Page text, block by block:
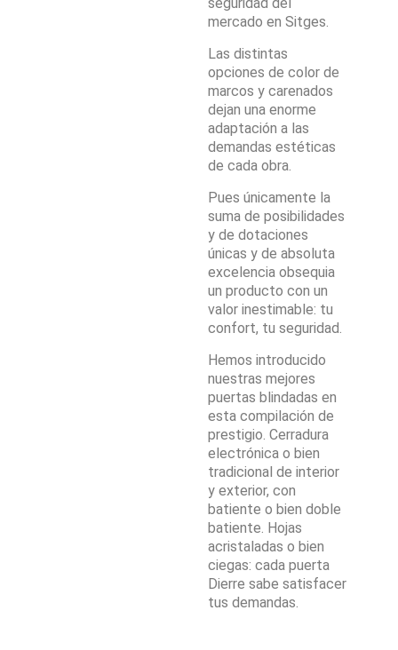
mercado en Sitges.
Las distintas
opciones de color de
marcos y carenados
dejan una enorme
adaptación a las
demandas estéticas
de cada obra.
Pues únicamente la
suma de posibilidades
y de dotaciones
únicas y de absoluta
excelencia obsequia
un producto con un
valor inestimable: tu
confort, tu seguridad.
Hemos introducido
nuestras mejores
puertas blindadas en
esta compilación de
prestigio. Cerradura
electrónica o bien
tradicional de interior
y exterior, con
batiente o bien doble
batiente. Hojas
acristaladas o bien
ciegas: cada puerta
Dierre sabe satisfacer
tus demandas.